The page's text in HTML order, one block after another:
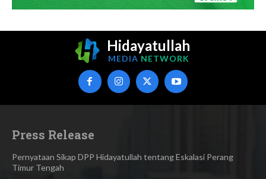
Hidayatullah
MEDIA NETWORK
Press Release
Pernyataan Sikap DPP Hidayatullah tentang Eskalasi Perang
Timur Tengah